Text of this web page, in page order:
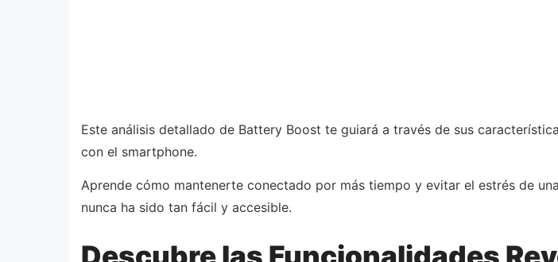
Este análisis detallado de Battery Boost te guiará a través de sus
con el smartphone.
Aprende cómo mantenerte conectado por más tiempo y evitar el estrés de
nunca ha sido tan fácil y accesible.
Descubre las Funcionalidades